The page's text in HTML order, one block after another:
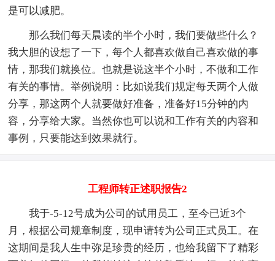
是可以减肥。
那么我们每天晨读的半个小时，我们要做些什么？
我大胆的设想了一下，每个人都喜欢做自己喜欢做的事
情，那我们就换位。也就是说这半个小时，不做和工作
有关的事情。举例说明：比如说我们规定每天两个人做
分享，那这两个人就要做好准备，准备好15分钟的内
容，分享给大家。当然你也可以说和工作有关的内容和
事例，只要能达到效果就行。
工程师转正述职报告2
我于-5-12号成为公司的试用员工，至今已近3个
月，根据公司规章制度，现申请转为公司正式员工。在
这期间是我人生中弥足珍贵的经历，也给我留下了精彩